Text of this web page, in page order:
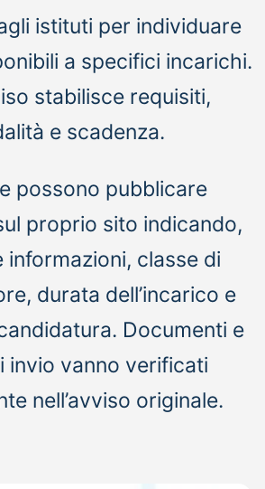
istituti per individuare
a specifici incarichi.
stabilisce requisiti,
e scadenza.
possono pubblicare
proprio sito indicando,
informazioni, classe di
durata dell’incarico e
Documenti e
invio vanno verificati
nell’avviso originale.